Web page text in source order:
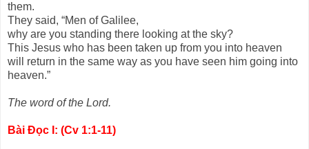
them.
They said, “Men of Galilee,
why are you standing there looking at the sky?
This Jesus who has been taken up from you into heaven
will return in the same way as you have seen him going into
heaven.”
The word of the Lord.
Bài Ðọc I: (Cv 1:1-11)